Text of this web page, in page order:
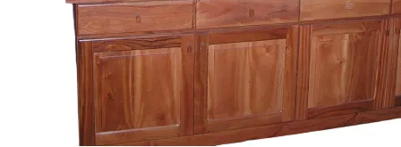
DURMIENTES
Durmientes y Tablas
JARDIN
Huerta
Muebles de Jardin
Frentes de Parrillas
Portones y Cercos